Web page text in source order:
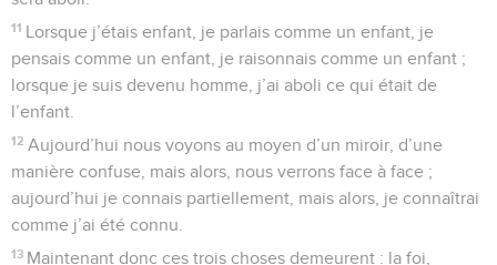
11 Lorsque j’étais enfant, je parlais comme un enfant, je
pensais comme un enfant, je raisonnais comme un enfant ;
lorsque je suis devenu homme, j’ai aboli ce qui était de
l’enfant.
12 Aujourd’hui nous voyons au moyen d’un miroir, d’une
manière confuse, mais alors, nous verrons face à face ;
aujourd’hui je connais partiellement, mais alors, je connaîtrai
comme j’ai été connu.
13 Maintenant donc ces trois choses demeurent : la foi,